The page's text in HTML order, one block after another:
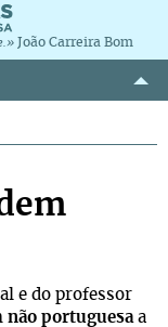
João Carreira Bom
e do professor
não portuguesa a